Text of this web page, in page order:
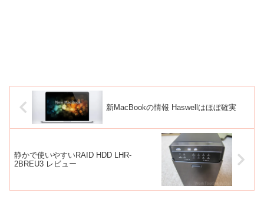
新MacBookの情報 Haswellはほぼ確実
静かで使いやすいRAID HDD LHR-
2BREU3 レビュー